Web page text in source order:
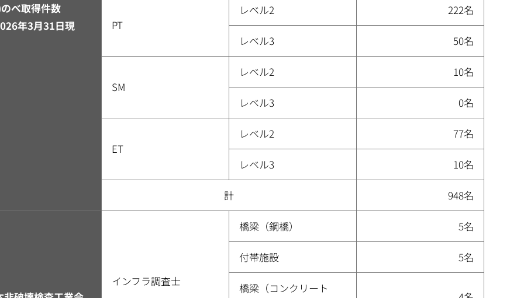
べ取得件数
年3月31日現
PT
レベル2 222名
レベル3 50名
SM
レベル2 10名
レベル3 0名
ET
レベル2 77名
レベル3 10名
計 948名
インフラ調査士
橋梁（鋼橋） 5名
付帯施設 5名
橋梁（コンクリート